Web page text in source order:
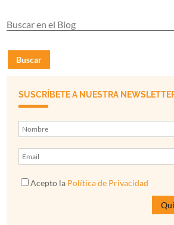
Buscar
SUSCRÍBETE A NUESTRA
Acepto la Política de Privacidad